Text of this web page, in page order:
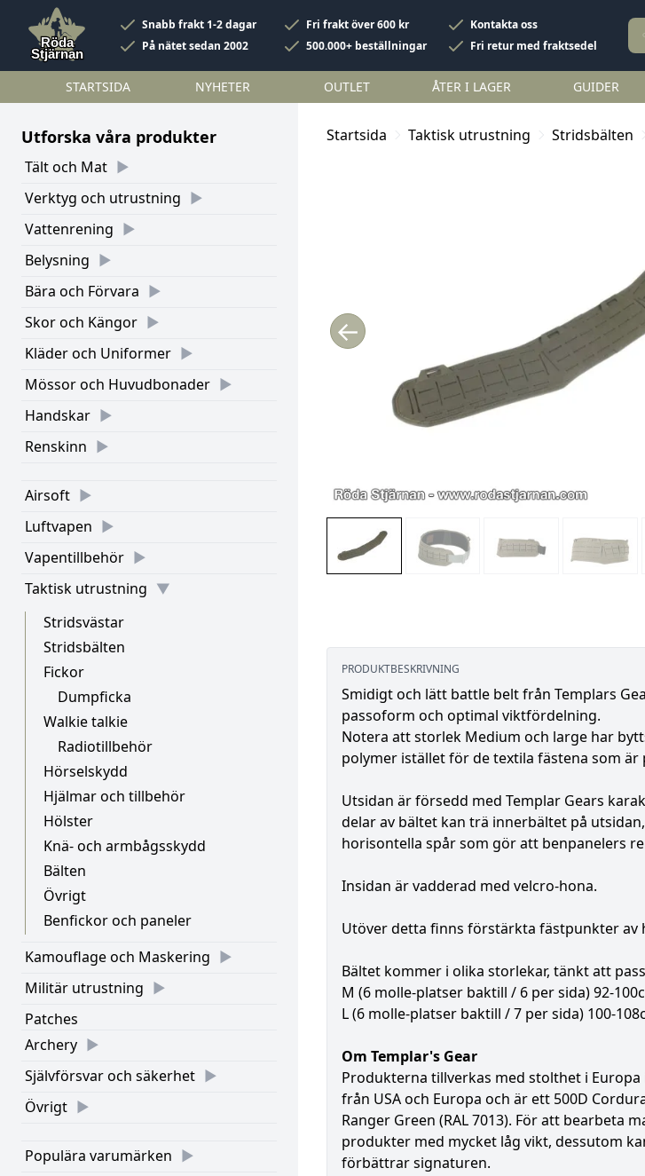
Snabb frakt 1-2 dagar Fri frakt över 600 kr
Kontakta oss
På nätet sedan 2002
500.000+ beställningar Fri retur med fraktsedel
STARTSIDA NYHETER OUTLET ÅTER I LAGER GUIDER
Utforska våra produkter
Tält och Mat
Verktyg och utrustning
Vattenrening
Belysning
Bära och Förvara
Skor och Kängor
Kläder och Uniformer
Mössor och Huvudbonader
Handskar
Renskinn
Airsoft
Luftvapen
Vapentillbehör
Taktisk utrustning
Stridsvästar
Stridsbälten
Fickor
Dumpficka
Walkie talkie
Radiotillbehör
Hörselskydd
Hjälmar och tillbehör
Hölster
Knä- och armbågsskydd
Bälten
Övrigt
Benfickor och paneler
Kamouflage och Maskering
Militär utrustning
Patches
Archery
Självförsvar och säkerhet
Övrigt
Populära varumärken
Startsida Taktisk utrustning Stridsbälten
←
PRODUKTBESKRIVNING
Smidigt och lätt battle belt från Templars
passoform och optimal viktfördelning.
Notera att storlek Medium och large har
polymer istället för de textila fästena som
Utsidan är försedd med Templar Gears
delar av bältet kan trä innerbältet på
horisontella spår som gör att benpanelers
Insidan är vadderad med velcro-hona.
Utöver detta finns förstärkta fästpunkter av
Bältet kommer i olika storlekar, tänkt att
M (6 molle-platser baktill / 6 per sida) 92-
L (6 molle-platser baktill / 7 per sida) 100-
Om Templar's Gear
Produkterna tillverkas med stolthet i
från USA och Europa och är ett 500D
Ranger Green (RAL 7013). För att bearbeta
produkter med mycket låg vikt, dessutom
förbättrar signaturen.